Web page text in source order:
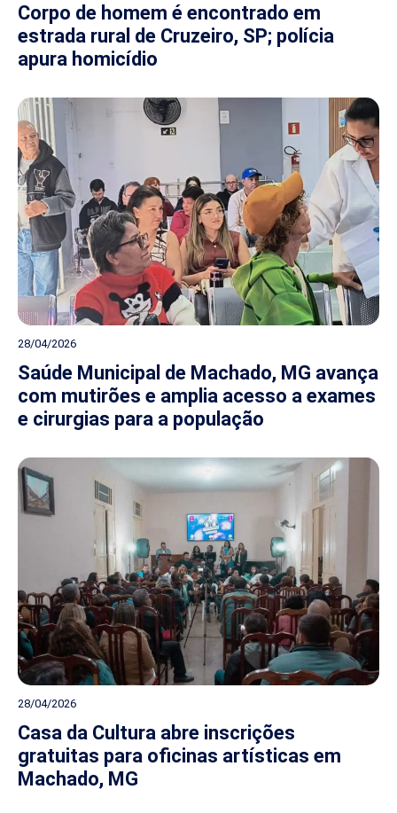
Corpo de homem é encontrado em
estrada rural de Cruzeiro, SP; polícia
apura homicídio
28/04/2026
Saúde Municipal de Machado, MG avança
com mutirões e amplia acesso a exames
e cirurgias para a população
28/04/2026
Casa da Cultura abre inscrições
gratuitas para oficinas artísticas em
Machado, MG